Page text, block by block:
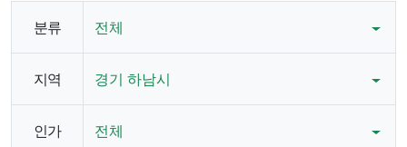
분류 전체
지역 경기 하남시
인가 전체